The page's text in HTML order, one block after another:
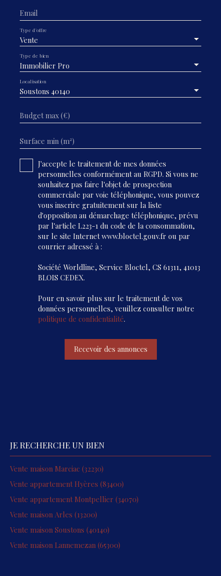
Email
Vente
Type d'offre
Immobilier Pro
Type de bien
Soustons 40140
Localisation
Budget max (€)
Surface min (m²)
J'accepte le traitement de mes données
personnelles conformément au RGPD. Si vous ne
souhaitez pas faire l'objet de prospection
commerciale par voie téléphonique, vous pouvez
vous inscrire gratuitement sur la liste
d'opposition au démarchage téléphonique, prévu
par l'article L223-1 du code de la consommation,
sur le site Internet www.bloctel.gouv.fr ou par
courrier adressé à :
Société Worldline, Service Bloctel, CS 61311, 41013
BLOIS CEDEX.
Pour en savoir plus sur le traitement de vos
données personnelles, veuillez consulter notre
politique de confidentialité.
Recevoir des annonces
JE RECHERCHE UN BIEN
Vente maison Marciac (32230)
Vente appartement Hyères (83400)
Vente appartement Montpellier (34070)
Vente maison Arles (13200)
Vente maison Soustons (40140)
Vente maison Lannemezan (65300)